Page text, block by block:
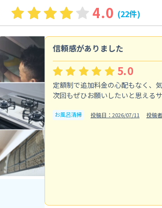
4.0 (22件)
信頼感がありました
5.0
定額制で追加料金の心配もなく、
次回もぜひお願いしたいと思える
お風呂清掃 投稿日：2026/07/11 投稿